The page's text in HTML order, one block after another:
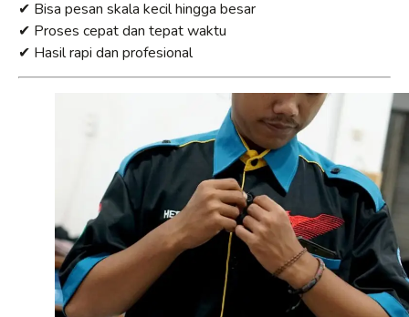
✔ Bisa pesan skala kecil hingga besar
✔ Proses cepat dan tepat waktu
✔ Hasil rapi dan profesional